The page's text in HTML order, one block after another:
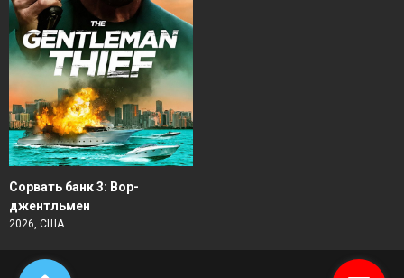
Сорвать банк 3: Вор-
джентльмен
2026, США